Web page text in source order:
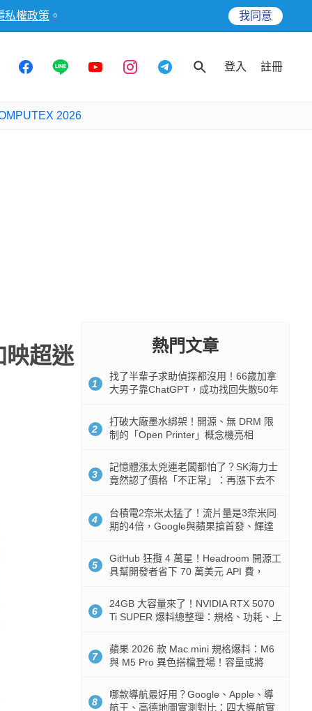
私權政策 。 我同意
登入 註冊
2026
映超迷
熱門文章
1
找了半輩子求助偵探都沒用！66歲加拿
大男子靠ChatGPT，成功找回失散50年
2
打破大廠墨水綁架！開源、無 DRM 限
制的「Open Printer」概念機亮相
3
記憶體漲太兇連老闆都怕了？SK海力士
竟然認了價格「不正常」：再漲下去不
4
台積電2奈米太猛了！流片量是3奈米同
期的4倍，Google與蘋果搶首發、輝達
5
GitHub 狂攬 4 萬星！Headroom 開源工
具幫開發者省下 70 萬美元 API 費，
6
24GB 大容量來了！NVIDIA RTX 5070
Ti SUPER 爆料總整理：規格、功耗、上
7
蘋果 2026 款 Mac mini 規格爆料：M6
與 M5 Pro 異色搭檔登場！容量或將
8
哪款導航最好用？Google、Apple、導
航王、高德地圖實測對比：四大導航實